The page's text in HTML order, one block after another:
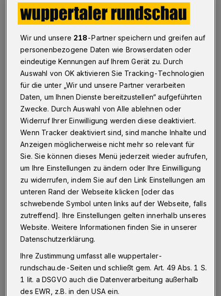
Von Nicole Bolz
V ergangene Woche hatte das Tanztheater
Wuppertal der Intendantin Adolphe
Binder ein letztes finanzielles Angebot zur
Auflösung ihres bis 2022 gültigen Vertrags
gemacht. Sie hatte es, wie so viele Angebote
zuvor, ausgeschlagen. Nach dem Urteil des
Arbeitsgerichts am Donnerstag scheint das
eine gute Entscheidung gewesen zu sein. Die
fristlose Kündigung, so entschied das Gericht,
ist unwirksam. "Ich bin wahnsinnig froh und
erleichtert", erklärte Binder nach der
Urteilsverkündung.
Wir und unsere 218-Partner speichern und greifen auf
personenbezogene Daten wie Browserdaten oder
eindeutige Kennungen auf Ihrem Gerät zu. Durch
Auswahl von OK aktivieren Sie Tracking-Technologien
für die unter „Wir und unsere Partner verarbeiten
Daten, um Ihnen Dienste bereitzustellen“ aufgeführten
Zwecke. Durch Auswahl von Alle ablehnen oder
Widerruf Ihrer Einwilligung werden diese deaktiviert.
Wenn Tracker deaktiviert sind, sind manche Inhalte und
Anzeigen möglicherweise nicht mehr so relevant für
Sie. Sie können dieses Menü jederzeit wieder aufrufen,
um Ihre Einstellungen zu ändern oder Ihre Einwilligung
zu widerrufen, indem Sie auf den Link Einstellungen am
unteren Rand der Webseite klicken [oder das
schwebende Symbol unten links auf der Webseite, falls
zutreffend]. Ihre Einstellungen gelten innerhalb unseres
Website. Weitere Informationen finden Sie in unserer
Datenschutzerklärung.
Ihre Zustimmung umfasst alle wuppertaler-
rundschau.de-Seiten und schließt gem. Art. 49 Abs. 1 S.
1 lit. a DSGVO auch die Datenverarbeitung außerhalb
des EWR, z.B. in den USA ein.